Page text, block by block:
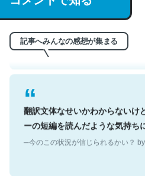
記事へみんなの感想が集まる
れ好き。Let’s Fucking Go.
翻訳文体なせいかわからないけ
ーの短編を読んだような気持ち
─今のこの状況が信じられるかい？